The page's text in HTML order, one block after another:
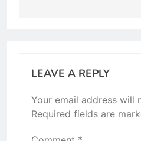
LEAVE A REPLY
Your email address will
Required fields are